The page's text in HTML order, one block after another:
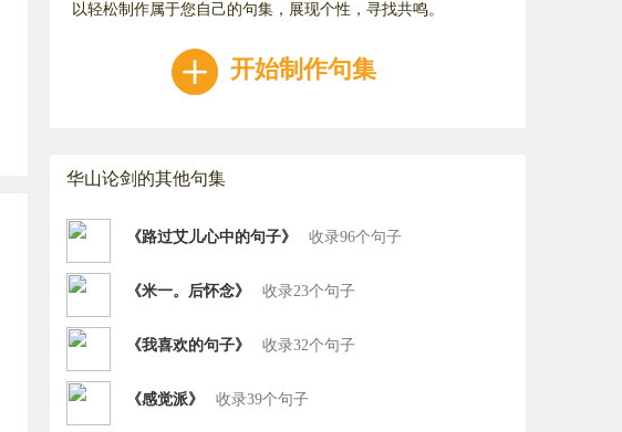
以轻松制作属于您自己的句集，展现个性，寻找共鸣。
开始制作句集
华山论剑的其他句集
《路过艾儿心中的句子》 收录96个句子
《米一。后怀念》 收录23个句子
《我喜欢的句子》 收录32个句子
《感觉派》 收录39个句子